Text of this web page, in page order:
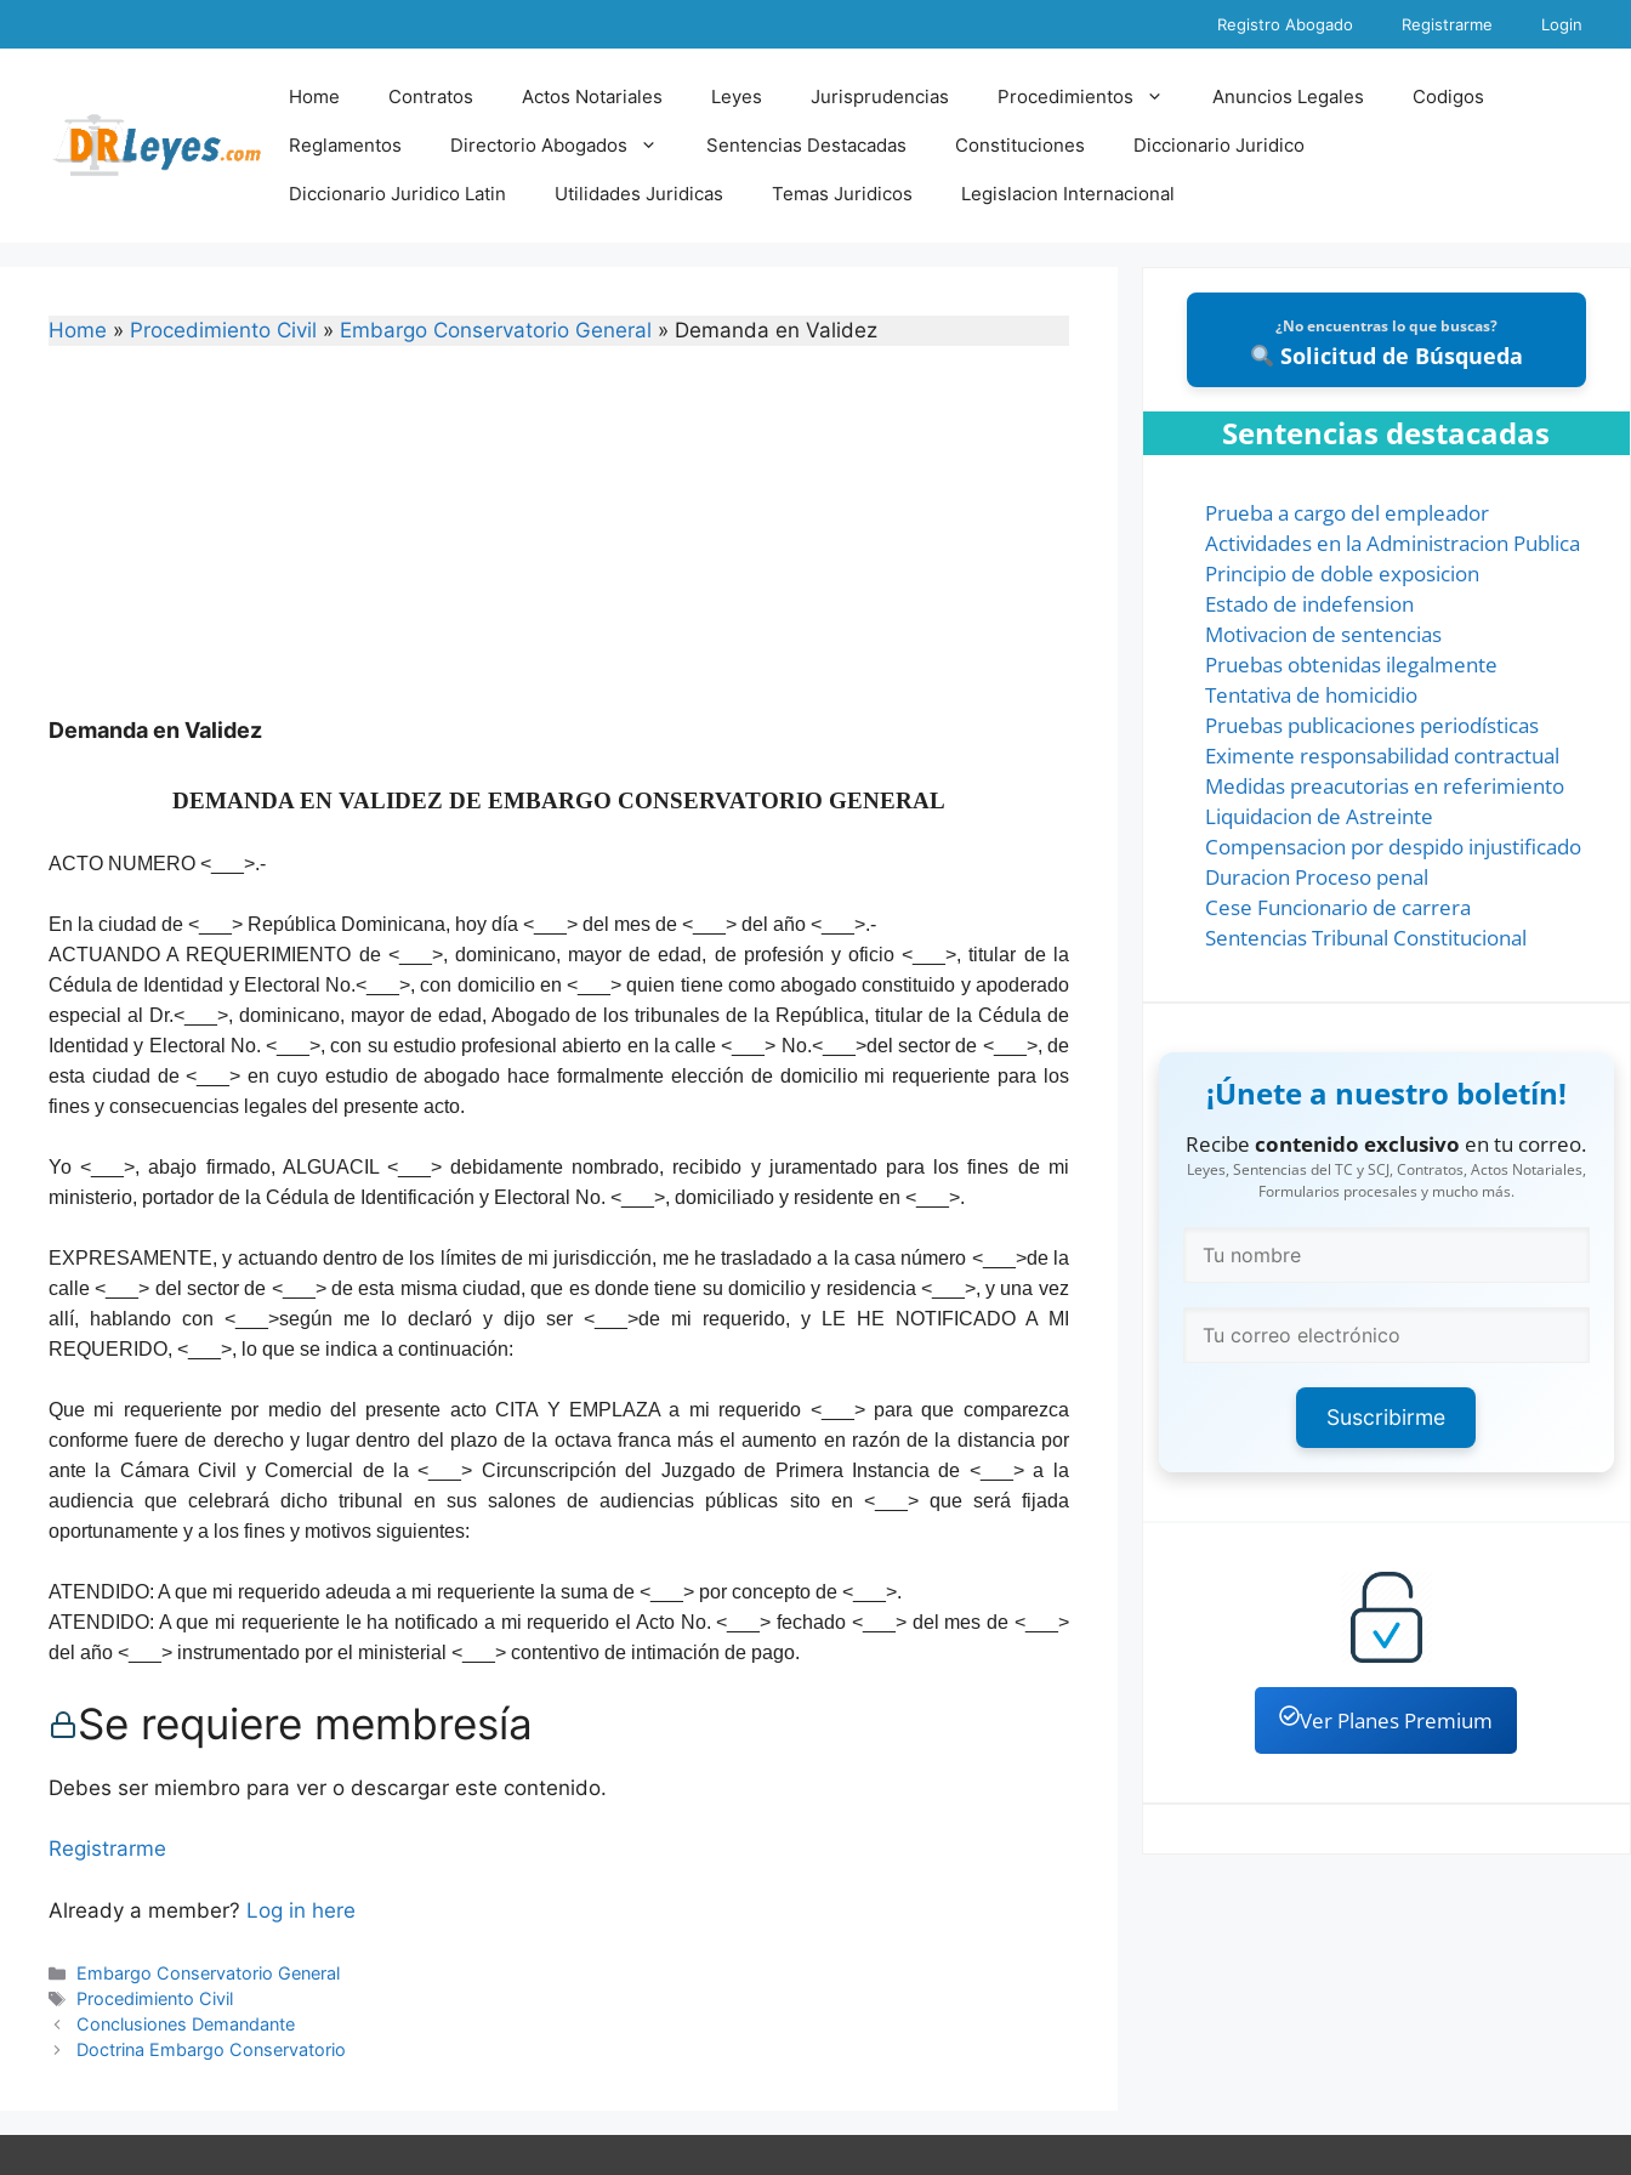
to
Registro Abogado Registrarme Login
Home Contratos Actos Notariales Leyes Jurisprudencias Procedimientos Anuncios Legales Codigos
Reglamentos Directorio Abogados Sentencias Destacadas Constituciones Diccionario Juridico
Diccionario Juridico Latin Utilidades Juridicas Temas Juridicos Legislacion Internacional
Home » Procedimiento Civil » Embargo Conservatorio General » Demanda en Validez
Demanda en Validez
DEMANDA EN VALIDEZ DE EMBARGO CONSERVATORIO GENERAL
ACTO NUMERO <___>.-
En la ciudad de <___> República Dominicana, hoy día <___> del mes de <___> del año <___>.-
ACTUANDO A REQUERIMIENTO de <___>, dominicano, mayor de edad, de profesión y oficio <___>, titular de la
Cédula de Identidad y Electoral No.<___>, con domicilio en <___> quien tiene como abogado constituido y apoderado
especial al Dr.<___>, dominicano, mayor de edad, Abogado de los tribunales de la República, titular de la Cédula de
Identidad y Electoral No. <___>, con su estudio profesional abierto en la calle <___> No.<___>del sector de <___>, de
esta ciudad de <___> en cuyo estudio de abogado hace formalmente elección de domicilio mi requeriente para los
fines y consecuencias legales del presente acto.
Yo <___>, abajo firmado, ALGUACIL <___> debidamente nombrado, recibido y juramentado para los fines de mi
ministerio, portador de la Cédula de Identificación y Electoral No. <___>, domiciliado y residente en <___>.
EXPRESAMENTE, y actuando dentro de los límites de mi jurisdicción, me he trasladado a la casa número <___>de la
calle <___> del sector de <___> de esta misma ciudad, que es donde tiene su domicilio y residencia <___>, y una vez
allí, hablando con <___>según me lo declaró y dijo ser <___>de mi requerido, y LE HE NOTIFICADO A MI
REQUERIDO, <___>, lo que se indica a continuación:
Que mi requeriente por medio del presente acto CITA Y EMPLAZA a mi requerido <___> para que comparezca
conforme fuere de derecho y lugar dentro del plazo de la octava franca más el aumento en razón de la distancia por
ante la Cámara Civil y Comercial de la <___> Circunscripción del Juzgado de Primera Instancia de <___> a la
audiencia que celebrará dicho tribunal en sus salones de audiencias públicas sito en <___> que será fijada
oportunamente y a los fines y motivos siguientes:
ATENDIDO: A que mi requerido adeuda a mi requeriente la suma de <___> por concepto de <___>.
ATENDIDO: A que mi requeriente le ha notificado a mi requerido el Acto No. <___> fechado <___> del mes de <___>
del año <___> instrumentado por el ministerial <___> contentivo de intimación de pago.
Se requiere membresía
Debes ser miembro para ver o descargar este contenido.
Registrarme
Already a member? Log in here
Categories
Embargo Conservatorio General
Tags
Procedimiento Civil
Conclusiones Demandante
Doctrina Embargo Conservatorio
¿No encuentras lo que buscas?
Solicitud de Búsqueda
Sentencias destacadas
Prueba a cargo del empleador
Actividades en la Administracion Publica
Principio de doble exposicion
Estado de indefension
Motivacion de sentencias
Pruebas obtenidas ilegalmente
Tentativa de homicidio
Pruebas publicaciones periodísticas
Eximente responsabilidad contractual
Medidas preacutorias en referimiento
Liquidacion de Astreinte
Compensacion por despido injustificado
Duracion Proceso penal
Cese Funcionario de carrera
Sentencias Tribunal Constitucional
¡Únete a nuestro boletín!
Recibecontenido exclusivo en tu correo.
Leyes, Sentencias del TC y SCJ, Contratos, Actos Notariales,
Formularios procesales y mucho más.
Suscribirme
Ver Planes Premium